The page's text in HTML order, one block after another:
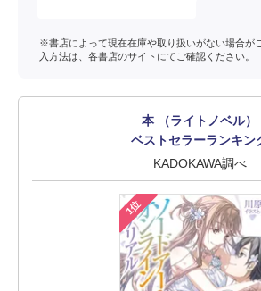
※書店によって現在在庫や取り扱いがない場合が
入方法は、各書店のサイトにてご確認ください。
本 （ライトノベル）
ベストセラーランキン
KADOKAWA調べ
1位